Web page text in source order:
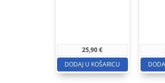
25,90€
DODAJ U KOŠARICU